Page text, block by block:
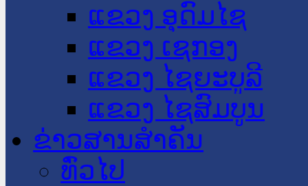
ແຂວງ ອຸດົມໄຊ
ແຂວງ ເຊກອງ
ແຂວງ ໄຊຍະບູລີ
ແຂວງ ໄຊສົມບູນ
ຂ່າວສານສໍາຄັນ
​ທົ່ວ​ໄປ